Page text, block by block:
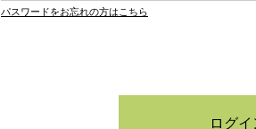
パスワードをお忘れの方はこちら